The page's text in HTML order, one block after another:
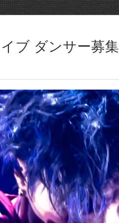
ブ ダンサー募集